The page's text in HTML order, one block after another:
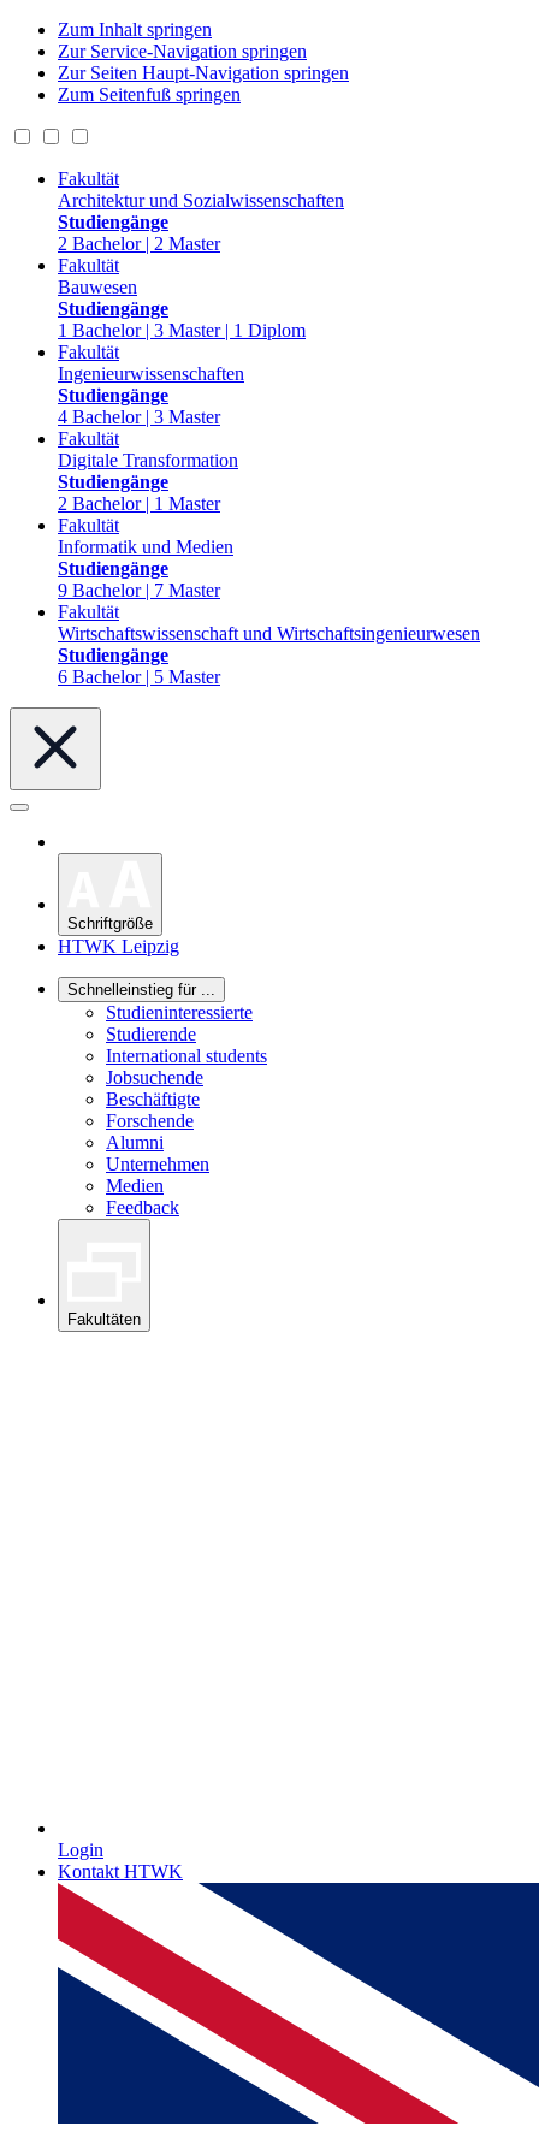
Zum Inhalt springen
Zur Service-Navigation springen
Zur Seiten Haupt-Navigation springen
Zum Seitenfuß springen
Fakultät
Architektur und Sozialwissenschaften
Studiengänge
2 Bachelor | 2 Master
Fakultät
Bauwesen
Studiengänge
1 Bachelor | 3 Master | 1 Diplom
Fakultät
Ingenieurwissenschaften
Studiengänge
4 Bachelor | 3 Master
Fakultät
Digitale Transformation
Studiengänge
2 Bachelor | 1 Master
Fakultät
Informatik und Medien
Studiengänge
9 Bachelor | 7 Master
Fakultät
Wirtschaftswissenschaft und Wirtschaftsingenieurwesen
Studiengänge
6 Bachelor | 5 Master
Schriftgröße
HTWK Leipzig
Schnelleinstieg für ...
Studieninteressierte
Studierende
International students
Jobsuchende
Beschäftigte
Forschende
Alumni
Unternehmen
Medien
Feedback
Fakultäten
Login
Kontakt HTWK